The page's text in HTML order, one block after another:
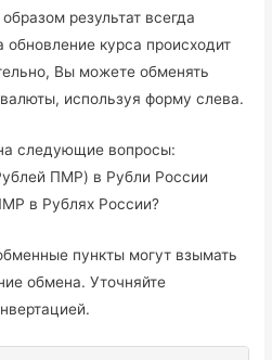
результат всегда
обновление курса происходит
Вы можете обменять
используя форму слева.
следующие вопросы:
ПМР) в Рубли России
в Рублях России?
пункты могут взымать
обмена. Уточняйте